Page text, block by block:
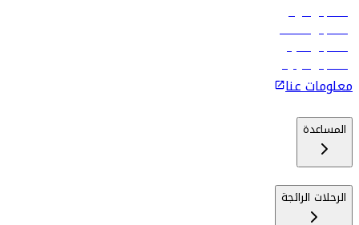
رحلات إلى الرياض
رحلات إلى مسقط
رحلات إلى ماليه
رحلات إلى كولومبو
معلومات عنا
المساعدة
الرحلات الرائجة